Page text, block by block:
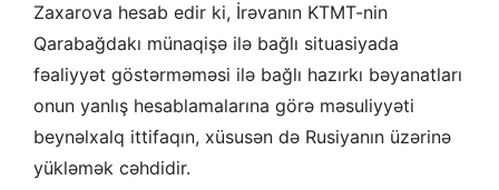
Zaxarova hesab edir ki, İrəvanın KTMT-nin
Qarabağdakı münaqişə ilə bağlı situasiyada
fəaliyyət göstərməməsi ilə bağlı hazırkı bəyanatları
onun yanlış hesablamalarına görə məsuliyyəti
beynəlxalq ittifaqın, xüsusən də Rusiyanın üzərinə
yükləmək cəhdidir.